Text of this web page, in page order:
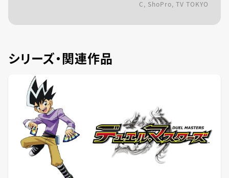
C, ShoPro, TV TOKYO
シリーズ・関連作品